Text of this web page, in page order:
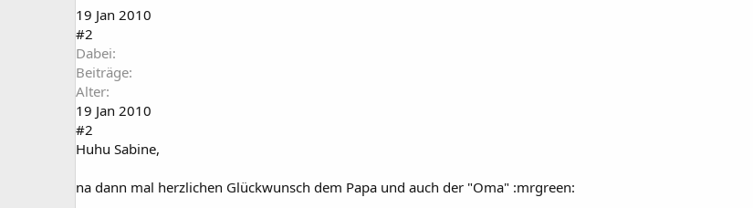
19 Jan 2010
#2
Dabei
Beiträge
Alter
19 Jan 2010
#2
Huhu Sabine,
na dann mal herzlichen Glückwunsch dem Papa und auch der "Oma" :mrgreen: